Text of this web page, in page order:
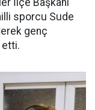
İlçe Başkanı
sporcu Sude
genç
etti.